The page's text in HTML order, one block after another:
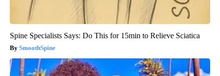
Spine Specialists Says: Do This for 15min to Relieve Sciatica
SmoothSpine